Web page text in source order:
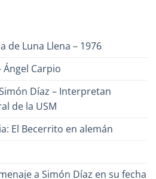
de Luna Llena – 1976
Ángel Carpio
Díaz – Interpretan
de la USM
El Becerrito en alemán
a Simón Díaz en su fecha